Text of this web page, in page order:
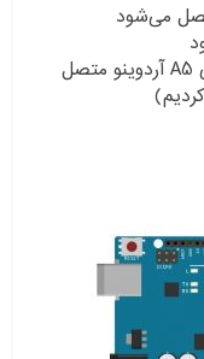
سیم زرد رنگ به یکی از پایه‌های A0 الی A5 آردوینو متصل